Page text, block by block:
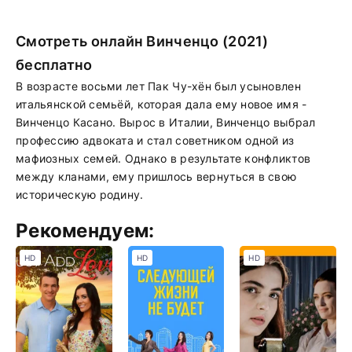
Смотреть онлайн Винченцо (2021)
бесплатно
В возрасте восьми лет Пак Чу-хён был усыновлен
итальянской семьёй, которая дала ему новое имя -
Винченцо Касано. Вырос в Италии, Винченцо выбрал
профессию адвоката и стал советником одной из
мафиозных семей. Однако в результате конфликтов
между кланами, ему пришлось вернуться в свою
историческую родину.
Рекомендуем:
HD HD HD